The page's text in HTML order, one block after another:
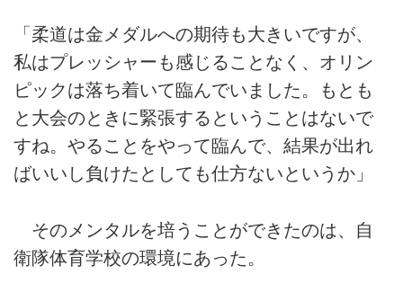
「柔道は金メダルへの期待も大きいですが、
私はプレッシャーも感じることなく、オリン
ピックは落ち着いて臨んでいました。もとも
と大会のときに緊張するということはないで
すね。やることをやって臨んで、結果が出れ
ばいいし負けたとしても仕方ないというか」
そのメンタルを培うことができたのは、自
衛隊体育学校の環境にあった。